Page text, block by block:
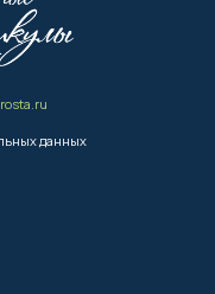
данных